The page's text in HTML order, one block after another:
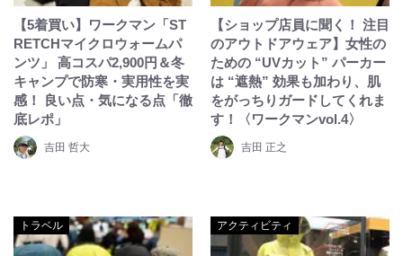
【5着買い】ワークマン「ST
RETCHマイクロウォームパ
ンツ」 高コスパ2,900円＆冬
キャンプで防寒・実用性を実
感！ 良い点・気になる点「徹
底レポ」
吉田 哲大
【ショップ店員に聞く！ 注目
のアウトドアウェア】女性の
ための “UVカット” パーカー
は “遮熱” 効果も加わり、肌
をがっちりガードしてくれま
す！〈ワークマンvol.4〉
吉田 正之
トラベル アクティビティ